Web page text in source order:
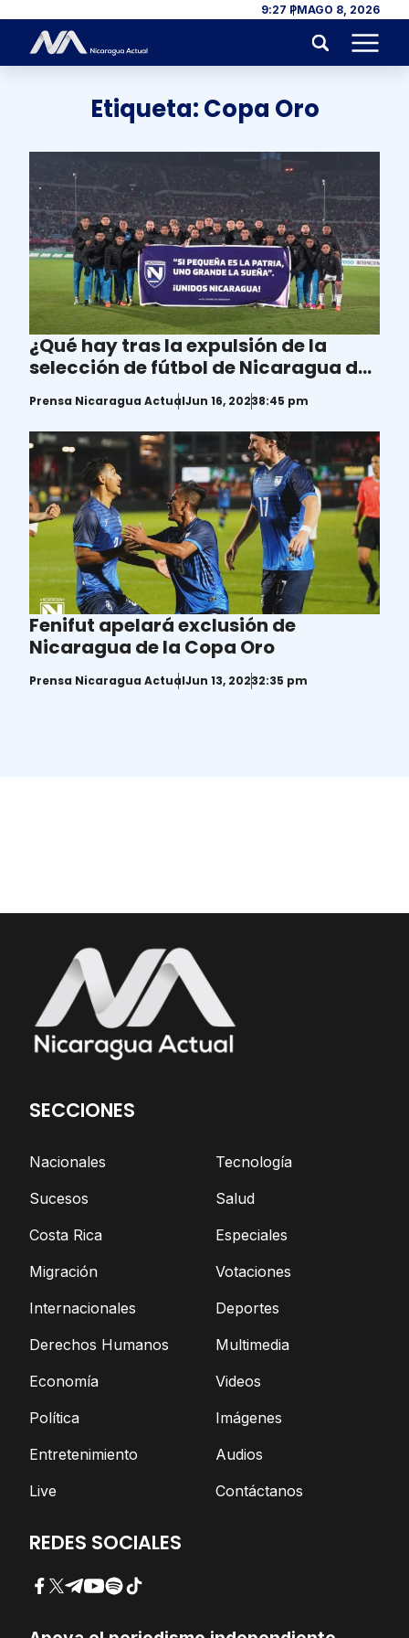
Skip to content 9:27 PMAGO 8, 2026
Menu
Etiqueta:Copa Oro
¿Qué hay tras la expulsión de la
selección de fútbol de Nicaragua de
la Copa Oro?
Prensa Nicaragua ActualJun 16, 20238:45 pm
Fenifut apelará exclusión de
Nicaragua de la Copa Oro
Prensa Nicaragua ActualJun 13, 20232:35 pm
SECCIONES
Nacionales
Sucesos
Costa Rica
Migración
Internacionales
Derechos Humanos
Economía
Política
Entretenimiento
Live
Tecnología
Salud
Especiales
Votaciones
Deportes
Multimedia
Videos
Imágenes
Audios
Contáctanos
REDES SOCIALES
Facebook
Twitter
Telegram
YouTube
SpotifyTikTok